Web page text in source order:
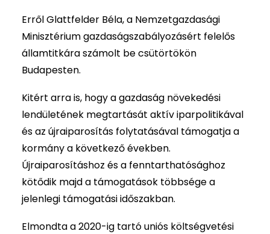
Erről Glattfelder Béla, a Nemzetgazdasági
Minisztérium gazdaságszabályozásért felelős
államtitkára számolt be csütörtökön
Budapesten.
Kitért arra is, hogy a gazdaság növekedési
lendületének megtartását aktív iparpolitikával
és az újraiparosítás folytatásával támogatja a
kormány a következő években.
Újraiparosításhoz és a fenntarthatósághoz
kötődik majd a támogatások többsége a
jelenlegi támogatási időszakban.
Elmondta a 2020-ig tartó uniós költségvetési